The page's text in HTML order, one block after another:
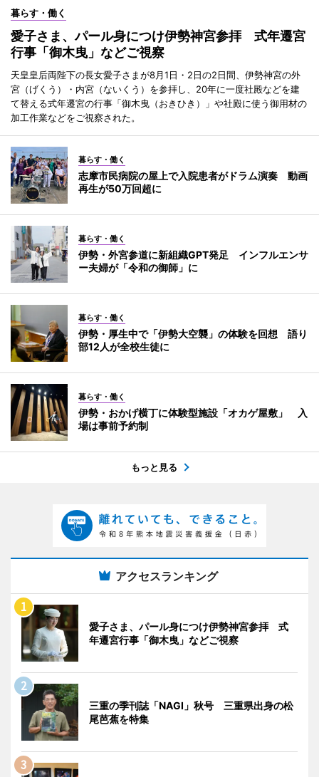
暮らす・働く
愛子さま、パール身につけ伊勢神宮参拝 式年遷宮
行事「御木曳」などご視察
天皇皇后両陛下の長女愛子さまが8月1日・2日の2日間、伊勢神宮の外
宮（げくう）・内宮（ないくう）を参拝し、20年に一度社殿などを建
て替える式年遷宮の行事「御木曳（おきひき）」や社殿に使う御用材の
加工作業などをご視察された。
暮らす・働く
志摩市民病院の屋上で入院患者がドラム演奏 動画
再生が50万回超に
暮らす・働く
伊勢・外宮参道に新組織GPT発足 インフルエンサ
ー夫婦が「令和の御師」に
暮らす・働く
伊勢・厚生中で「伊勢大空襲」の体験を回想 語り
部12人が全校生徒に
暮らす・働く
伊勢・おかげ横丁に体験型施設「オカゲ屋敷」 入
場は事前予約制
もっと見る
アクセスランキング
愛子さま、パール身につけ伊勢神宮参拝 式
年遷宮行事「御木曳」などご視察
三重の季刊誌「NAGI」秋号 三重県出身の松
尾芭蕉を特集